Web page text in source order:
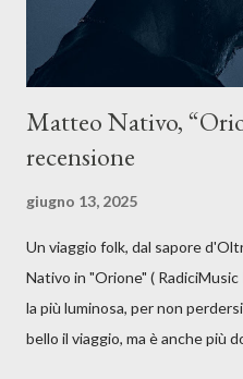
Matteo Nativo,
recensione
giugno 13, 2025
Un viaggio folk, dal sapore
Nativo in "Orione" (
la più luminosa, per non
bello il viaggio, ma è anche più